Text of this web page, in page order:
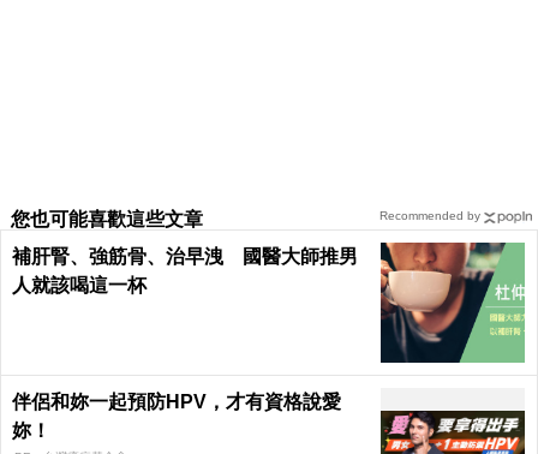
您也可能喜歡這些文章
補肝腎、強筋骨、治早洩 國醫大師推男
人就該喝這一杯
伴侶和妳一起預防HPV，才有資格說愛
妳！
Recommended by